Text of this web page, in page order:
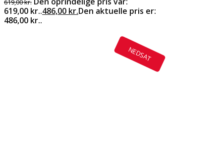
619,00kr.
619,00 kr..486,00 kr.Den aktuelle pris er:
486,00 kr..
NEDSAT